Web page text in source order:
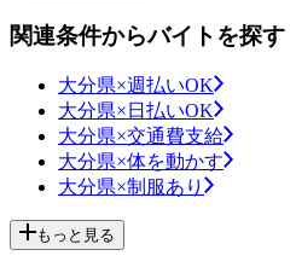
関連条件からバイトを探す
大分県×週払いOK
大分県×日払いOK
大分県×交通費支給
大分県×体を動かす
大分県×制服あり
もっと見る